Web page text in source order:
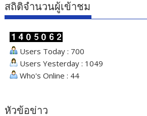
สถิติจำนวนผู้เข้าชม
Users Today : 700
Users Yesterday : 1049
Who's Online : 44
หัวข้อข่าว